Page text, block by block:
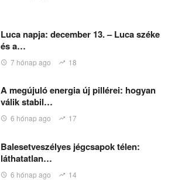
Luca napja: december 13. – Luca széke
és a…
7 hónap ago 18
A megújuló energia új pillérei: hogyan
válik stabil…
6 hónap ago 17
Balesetveszélyes jégcsapok télen:
láthatatlan…
6 hónap ago 14